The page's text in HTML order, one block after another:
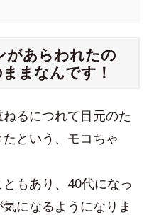
があらわれたの
まなんです！
るにつれて目元のた
という、モコちゃ
ともあり、40代になっ
になるようになりま